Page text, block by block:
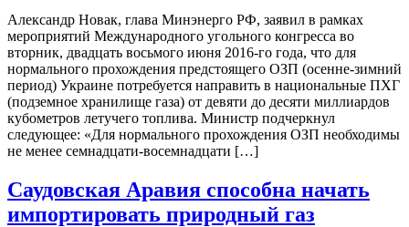
Александр Новак, глава Минэнерго РФ, заявил в рамках
мероприятий Международного угольного конгресса во
вторник, двадцать восьмого июня 2016-го года, что для
нормального прохождения предстоящего ОЗП (осенне-зимний
период) Украине потребуется направить в национальные ПХГ
(подземное хранилище газа) от девяти до десяти миллиардов
кубометров летучего топлива. Министр подчеркнул
следующее: «Для нормального прохождения ОЗП необходимы
не менее семнадцати-восемнадцати […]
Саудовская Аравия способна начать
импортировать природный газ